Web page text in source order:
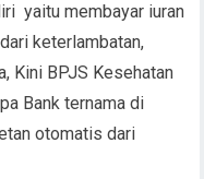
yaitu membayar iuran
keterlambatan,
Kini BPJS Kesehatan
Bank ternama di
otomatis dari